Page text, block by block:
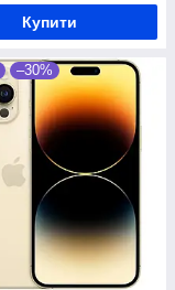
Купити
–30%